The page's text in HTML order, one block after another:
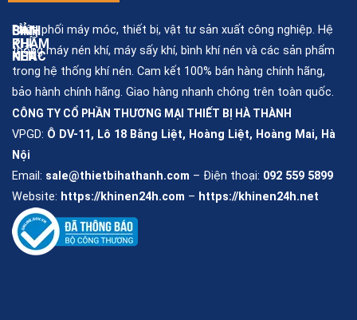
Phân phối máy móc, thiết bị, vật tư sản xuất công nghiệp. Hệ
thống máy nén khí, máy sấy khí, bình khí nén và các sản phẩm
trong hệ thống khí nén. Cam kết 100% bán hàng chính hãng,
bảo hành chính hãng. Giao hàng nhanh chóng trên toàn quốc.
CÔNG TY CỔ PHẦN THƯƠNG MẠI THIẾT BỊ HÀ THÀNH
VPGD: Ô DV-11, Lô 18 Bằng Liệt, Hoàng Liệt, Hoàng Mai, Hà
Nội
Email: sale@thietbihathanh.com – Điện thoại: 092 559 5899
Website: https://khinen24h.com – https://khinen24h.net
BÌNH
KHÍ
NÉN
Bình
khí
nén
rẻ
Bình
chứa
khí
nén
Bình
chịu
áp
lực
SẢN
PHẨM
KHÁC
Máy
nén
khí
Máy
nén
khí
mini
Máy
sấy
khí
Phụ